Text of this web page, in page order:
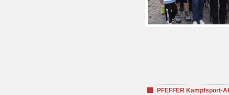
PFEFFER Kampfsport-